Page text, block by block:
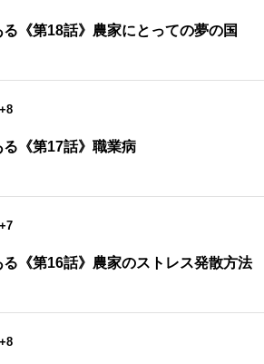
る《第18話》農家にとっての夢の国
+8
る《第17話》職業病
+7
る《第16話》農家のストレス発散方法
+8